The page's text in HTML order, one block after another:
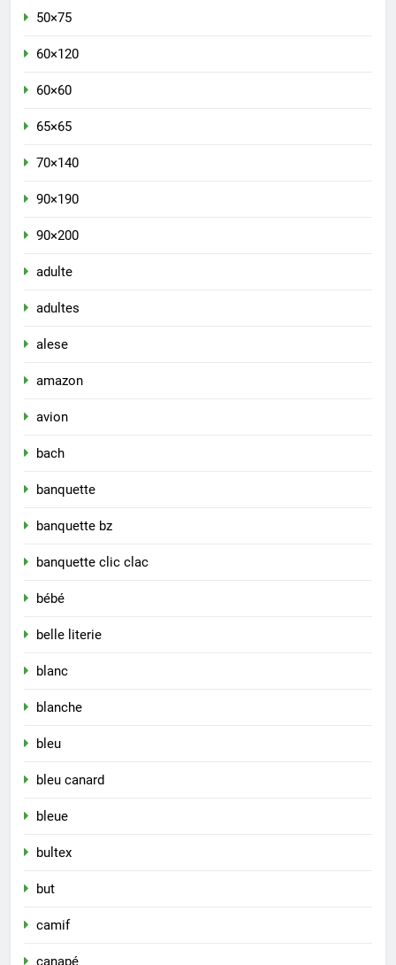
50×75
60×120
60×60
65×65
70×140
90×190
90×200
adulte
adultes
alese
amazon
avion
bach
banquette
banquette bz
banquette clic clac
bébé
belle literie
blanc
blanche
bleu
bleu canard
bleue
bultex
but
camif
canapé